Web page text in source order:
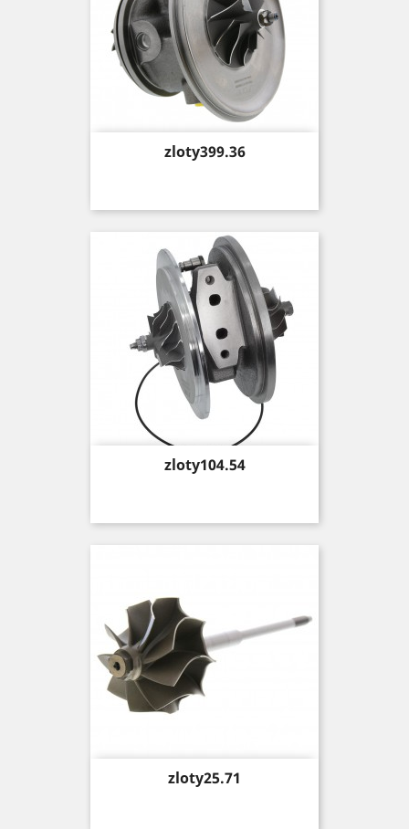
Price
zloty399.36
Price
zloty104.54
Price
zloty25.71